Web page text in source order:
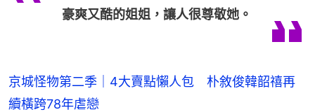
豪爽又酷的姐姐，讓人很尊敬她。
京城怪物第二季｜4大賣點懶人包 朴敘俊韓韶禧再
續橫跨78年虐戀